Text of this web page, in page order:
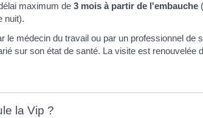
maximum de 3 mois à partir de l'embauche
nuit).
le médecin du travail ou par un professionnel de
sur son état de santé. La visite est renouvelée
la Vip ?